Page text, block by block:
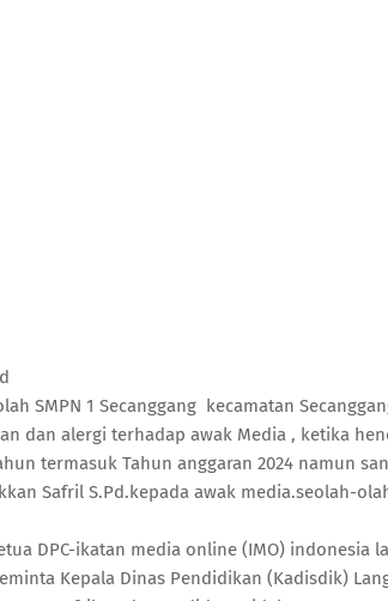
SMPN 1 Secanggang kecamatan
dan alergi terhadap awak Media , ketika
termasuk Tahun anggaran 2024 namun
Safril S.Pd.kepada awak media.seolah-
DPC-ikatan media online (IMO) indonesia
Kepala Dinas Pendidikan (Kadisdik)